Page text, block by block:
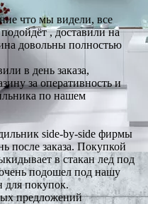
что мы видели, все
, доставили на
довольны полностью
в день заказа,
за оперативность и
по нашем
side-by-side фирмы
после заказа. Покупкой
в стакан лед под
подошел под нашу
для покупок.
предложений